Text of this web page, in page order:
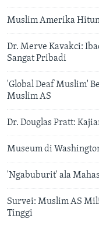
Muslim Amerika
Dr. Merve Kavakci:
Sangat Pribadi
'Global Deaf Muslim'
Muslim AS
Dr. Douglas Pratt:
Museum di
'Ngabuburit' ala
Survei: Muslim AS
Tinggi